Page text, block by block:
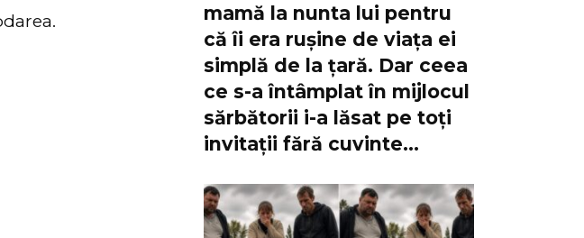
mamă la nunta lui pentru
că îi era rușine de viața ei
simplă de la țară. Dar ceea
ce s-a întâmplat în mijlocul
sărbătorii i-a lăsat pe toți
invitații fără cuvinte…